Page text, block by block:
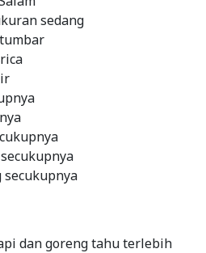
sedang
secukupnya
dan goreng tahu terlebih